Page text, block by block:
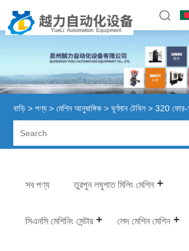
বাড়ি > পণ্য >মেশিন আনুষাঙ্গিক >ঘূর্ণমান টেবিল > 320 ফোর-
সব পণ্য তুরপুন লঘুপাত মিলিং মেশিন
সিএনসি মেশিনিং সেন্টার লেদ মেশিন মেশিন